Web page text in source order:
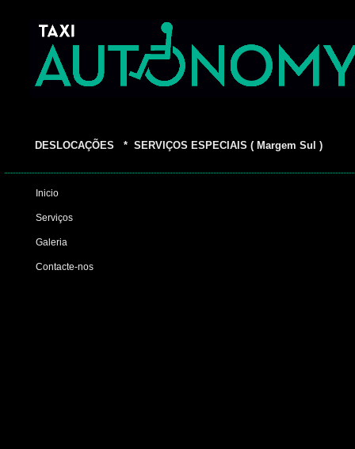
DESLOCAÇÕES * SERVIÇOS ESPECIAIS ( Margem Sul )
Inicio
Serviços
Contacte-nos
Galeria